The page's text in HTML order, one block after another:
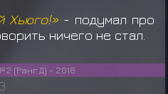
Хьюго!»- подумал про
ничего не стал.
(Ранг Д) - 2018